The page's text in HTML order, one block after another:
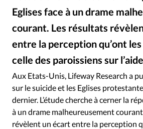
Eglises
Histoire Laicité
Mission
Monde People
Société
Eglises face à un drame
courant. Les résultats
entre la perception qu’ont
celle des paroissiens sur
Aux Etats-Unis, Lifeway Research a
sur le suicide et les Eglises
dernier. L’étude cherche à cerner la
à un drame malheureusement
révèlent un écart entre la perception